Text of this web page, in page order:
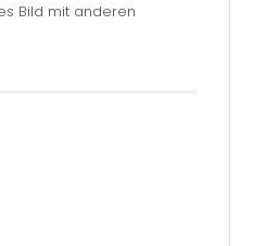
Bild mit anderen